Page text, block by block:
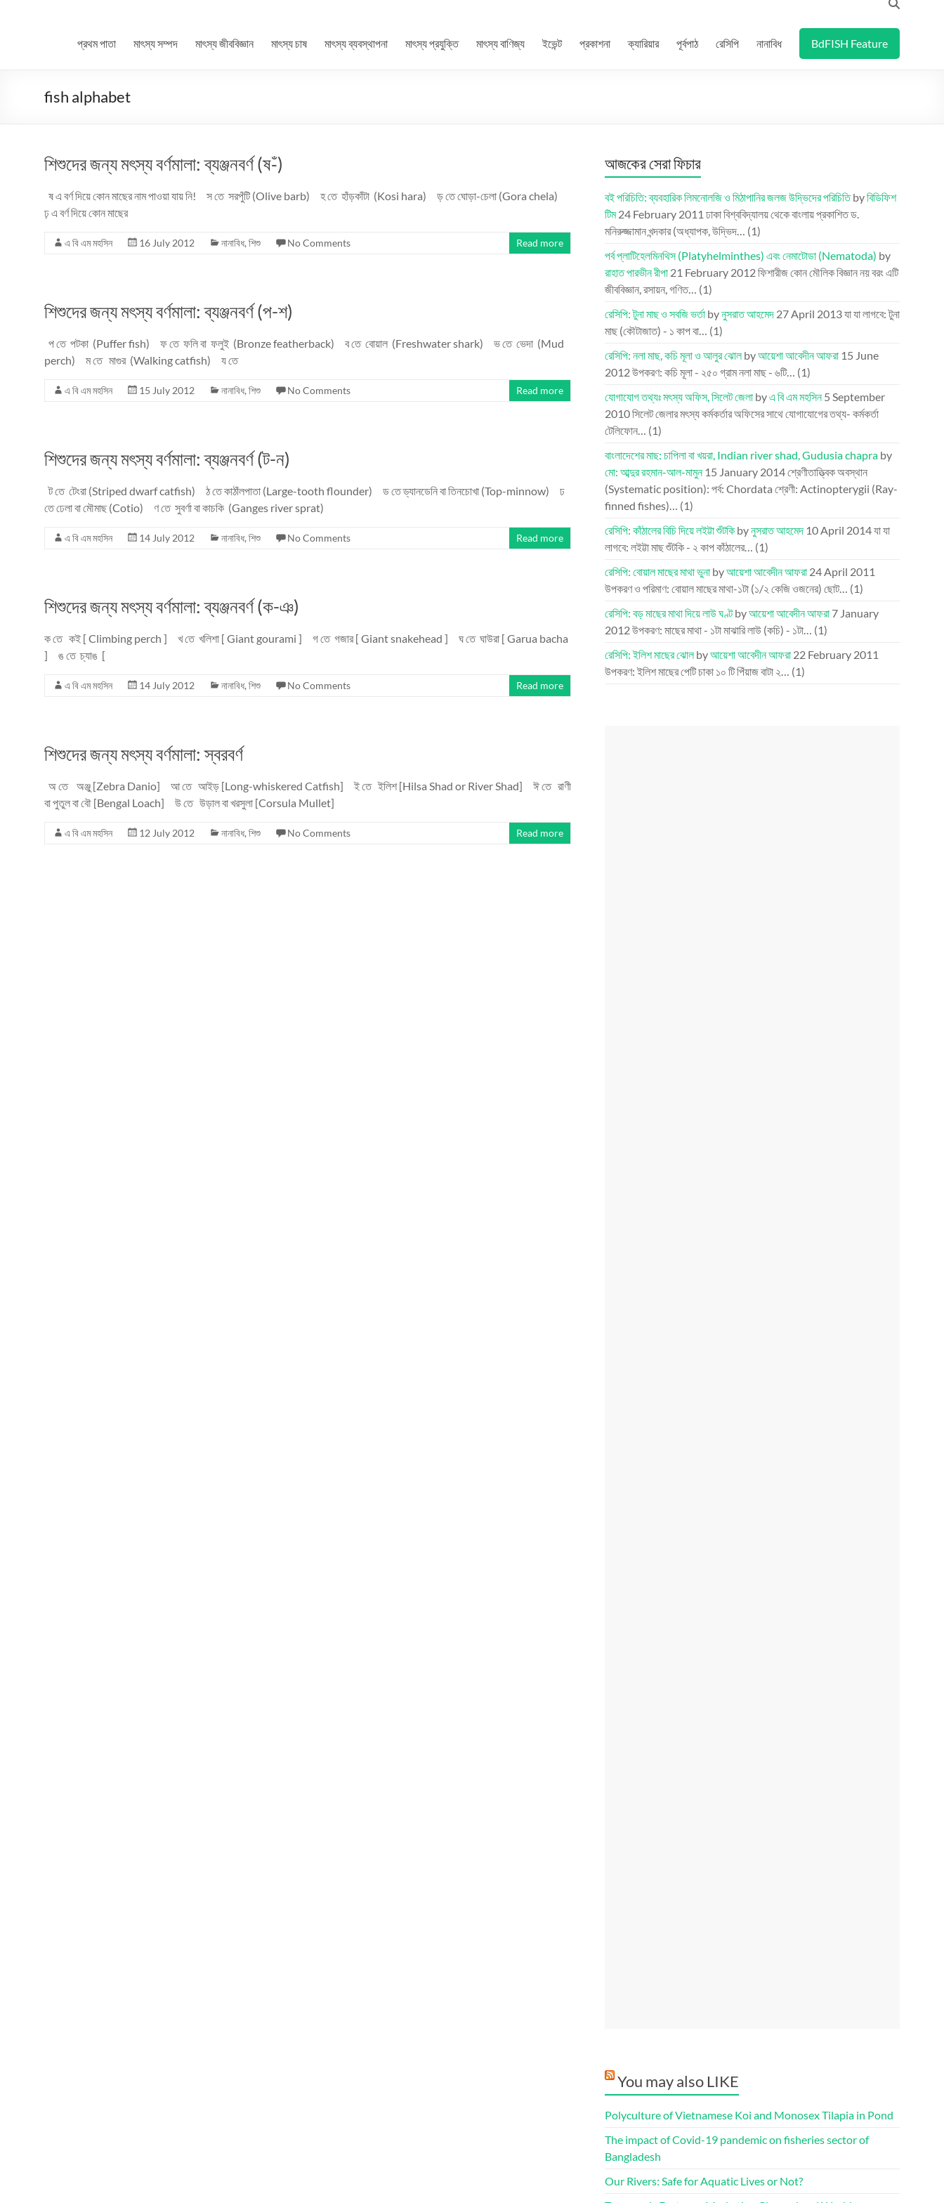
প্রথম পাতা মাৎস্য সম্পদ মাৎস্য জীববিজ্ঞান মাৎস্য চাষ মাৎস্য ব্যবস্থাপনা মাৎস্য প্রযুক্তি মাৎস্য বাণিজ্য ইভেন্ট প্রকাশনা ক্যারিয়ার পূর্বপাঠ রেসিপি নানাবিধ BdFISH Feature
fish alphabet
শিশুদের জন্য মৎস্য বর্ণমালা: ব্যঞ্জনবর্ণ (ষ-ঁ)
ষ এ বর্ণ দিয়ে কোন মাছের নাম পাওয়া যায় নি! স তে সরপুঁটি (Olive barb) হ তে হাঁড়কাঁটা (Kosi hara) ড় তে ঘোড়া-চেলা (Gora chela)
ঢ় এ বর্ণ দিয়ে কোন মাছের
এ বি এম মহসিন 16 July 2012 নানাবিধ, শিশু No Comments Read more
শিশুদের জন্য মৎস্য বর্ণমালা: ব্যঞ্জনবর্ণ (প-শ)
প তে পটকা (Puffer fish) ফ তে ফলি বা ফলুই (Bronze featherback) ব তে বোয়াল (Freshwater shark) ভ তে ভেদা (Mud
perch) ম তে মাগুর (Walking catfish) য তে
এ বি এম মহসিন 15 July 2012 নানাবিধ, শিশু No Comments Read more
শিশুদের জন্য মৎস্য বর্ণমালা: ব্যঞ্জনবর্ণ (ট-ন)
ট তে টেংরা (Striped dwarf catfish) ঠ তে কাঠাঁলপাতা (Large-tooth flounder) ড তে ড্যানডেনি বা তিনচোখা (Top-minnow) ঢ
তে ঢেলা বা মৌমাছ (Cotio) ণ তে সুবর্ণা বা কাচকি (Ganges river sprat)
এ বি এম মহসিন 14 July 2012 নানাবিধ, শিশু No Comments Read more
শিশুদের জন্য মৎস্য বর্ণমালা: ব্যঞ্জনবর্ণ (ক-ঞ)
ক তে কই [ Climbing perch ] খ তে খলিশা [ Giant gourami ] গ তে গজার [ Giant snakehead ] ঘ তে ঘাউরা [ Garua bacha
] ঙ তে চ্যাঙ [
এ বি এম মহসিন 14 July 2012 নানাবিধ, শিশু No Comments Read more
শিশুদের জন্য মৎস্য বর্ণমালা: স্বরবর্ণ
অ তে অঞ্জু [Zebra Danio] আ তে আইড় [Long-whiskered Catfish] ই তে ইলিশ [Hilsa Shad or River Shad] ঈ তে রাণী
বা পুতুল বা বৌ [Bengal Loach] উ তে উড়াল বা খরসুলা [Corsula Mullet]
এ বি এম মহসিন 12 July 2012 নানাবিধ, শিশু No Comments Read more
আজকের সেরা ফিচার
বই পরিচিতি: ব্যবহারিক লিমনোলজি ও মিঠাপানির জলজ উদ্ভিদের পরিচিতিbyবিডিফিশ
টিম 24 February 2011 ঢাকা বিশ্ববিদ্যালয় থেকে বাংলায় প্রকাশিত ড.
মনিরুজ্জামান খন্দকার (অধ্যাপক, উদ্ভিদ… (1)
পর্ব প্লাটিহেলমিনথিস (Platyhelminthes) এবং নেমাটোডা (Nematoda) by
রাহাত পারভীন রীপা 21 February 2012ফিশারীজ কোন মৌলিক বিজ্ঞান নয় বরং এটি
জীববিজ্ঞান, রসায়ন, গণিত… (1)
রেসিপি: টুনা মাছ ও সবজি ভর্তা byনুসরাত আহমেদ 27 April 2013যা যা লাগবে: টুনা
মাছ (কৌটাজাত) - ১ কাপ বা… (1)
রেসিপি: নলা মাছ, কচি মূলা ও আলুর ঝোলbyআয়েশা আবেদীন আফরা 15 June
2012উপকরণ: কচি মূলা - ২৫০ গ্রাম নলা মাছ - ৬টি… (1)
যোগাযোগ তথ্যঃ মৎস্য অফিস, সিলেট জেলা byএ বি এম মহসিন 5 September
2010সিলেট জেলার মৎস্য কর্মকর্তার অফিসের সাথে যোগাযোগের তথ্য- কর্মকর্তা
টেলিফোন… (1)
বাংলাদেশের মাছ: চাপিলা বা খয়রা, Indian river shad, Gudusia chapra by
মো: আব্দুর রহমান-আল-মামুন 15 January 2014শ্রেণীতাত্ত্বিক অবস্থান
(Systematic position): পর্ব: Chordata শ্রেণী: Actinopterygii (Ray-
finned fishes)… (1)
রেসিপি: কাঁঠালের বিচি দিয়ে লইট্টা শুঁটকি byনুসরাত আহমেদ 10 April 2014যা যা
লাগবে: লইট্টা মাছ শুঁটকি - ২ কাপ কাঁঠালের… (1)
রেসিপি: বোয়াল মাছের মাথা ভুনা byআয়েশা আবেদীন আফরা 24 April 2011
উপকরণ ও পরিমাণ: বোয়াল মাছের মাথা-১টা (১/২ কেজি ওজনের) ছোট… (1)
রেসিপি: বড় মাছের মাথা দিয়ে লাউ ঘণ্টbyআয়েশা আবেদীন আফরা 7 January
2012উপকরণ: মাছের মাথা - ১টা মাঝারি লাউ (কচি) - ১টা… (1)
রেসিপি: ইলিশ মাছের ঝোলbyআয়েশা আবেদীন আফরা 22 February 2011
উপকরণ: ইলিশ মাছের পেটি চাকা ১০ টি পিঁয়াজ বাটা ২… (1)
You may also LIKE
Polyculture of Vietnamese Koi and Monosex Tilapia in Pond
The impact of Covid-19 pandemic on fisheries sector of
Bangladesh
Our Rivers: Safe for Aquatic Lives or Not?